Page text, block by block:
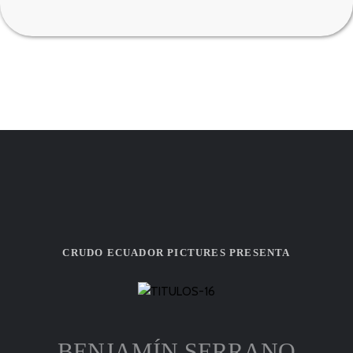
CRUDO ECUADOR PICTURES PRESENTA